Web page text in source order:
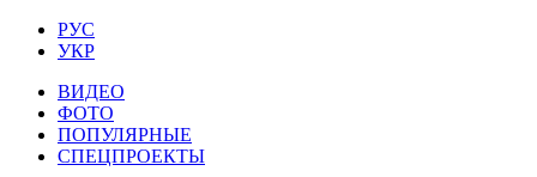
РУС
УКР
ВИДЕО
ФОТО
ПОПУЛЯРНЫЕ
СПЕЦПРОЕКТЫ